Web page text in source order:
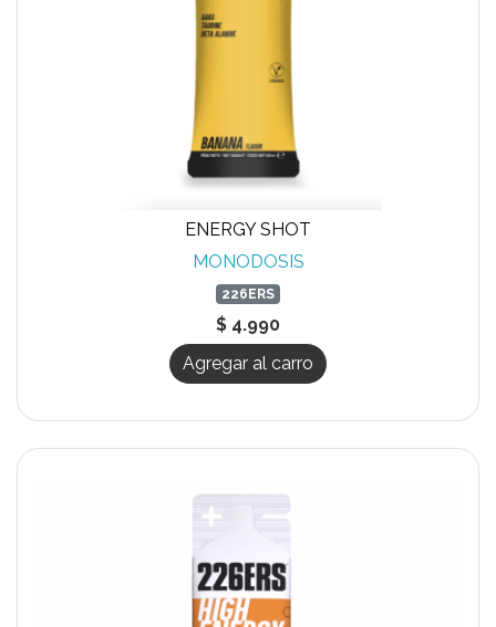
ENERGY SHOT
MONODOSIS
226ERS
$ 4.990
Agregar al carro